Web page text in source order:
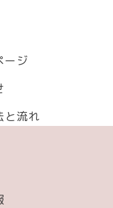
ージ
と流れ